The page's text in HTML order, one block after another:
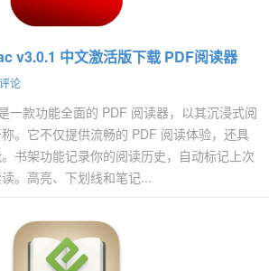
v3.0.1 中文激活版下载 PDF阅读器
论
一款功能全面的 PDF 阅读器，以其沉浸式阅
。它不仅提供流畅的 PDF 阅读体验，还具
书架功能记录你的阅读历史，自动标记上次
。高亮、下划线和笔记...